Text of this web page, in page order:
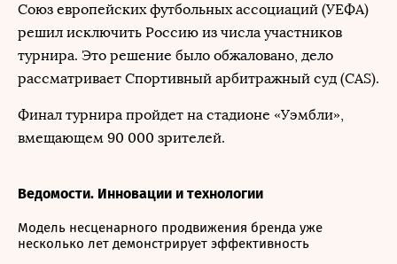
Союз европейских футбольных ассоциаций (УЕФА)
решил исключить Россию из числа участников
турнира. Это решение было обжаловано, дело
рассматривает Спортивный арбитражный суд (CAS).
Финал турнира пройдет на стадионе «Уэмбли»,
вмещающем 90 000 зрителей.
Ведомости. Инновации и технологии
Модель несценарного продвижения бренда уже
несколько лет демонстрирует эффективность